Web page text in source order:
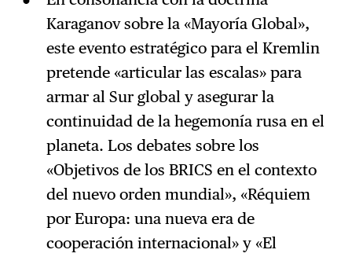
Karaganov sobre la «Mayoría Global»,
este evento estratégico para el Kremlin
pretende «articular las escalas» para
armar al Sur global y asegurar la
continuidad de la hegemonía rusa en el
planeta. Los debates sobre los
«Objetivos de los BRICS en el contexto
del nuevo orden mundial», «Réquiem
por Europa: una nueva era de
cooperación internacional» y «El